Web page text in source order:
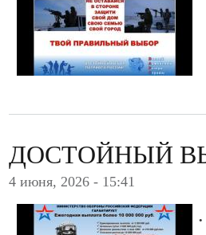
ДОСТОЙНЫЙ
4 июня, 2026 - 15:41
.